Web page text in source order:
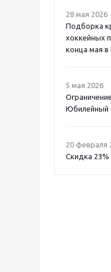
28 мая 2026
Подборка
хоккейных
конца мая в
5 мая 2026
Юбилейный
20 февраля
Скидка 23%